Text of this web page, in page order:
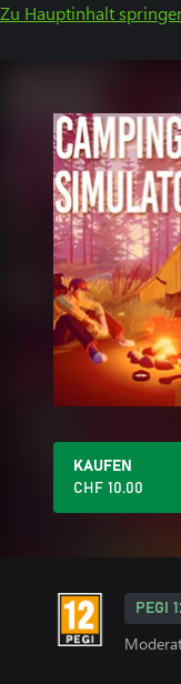
Zu Hauptinhalt
KAUFEN
CHF 10.00
PEGI